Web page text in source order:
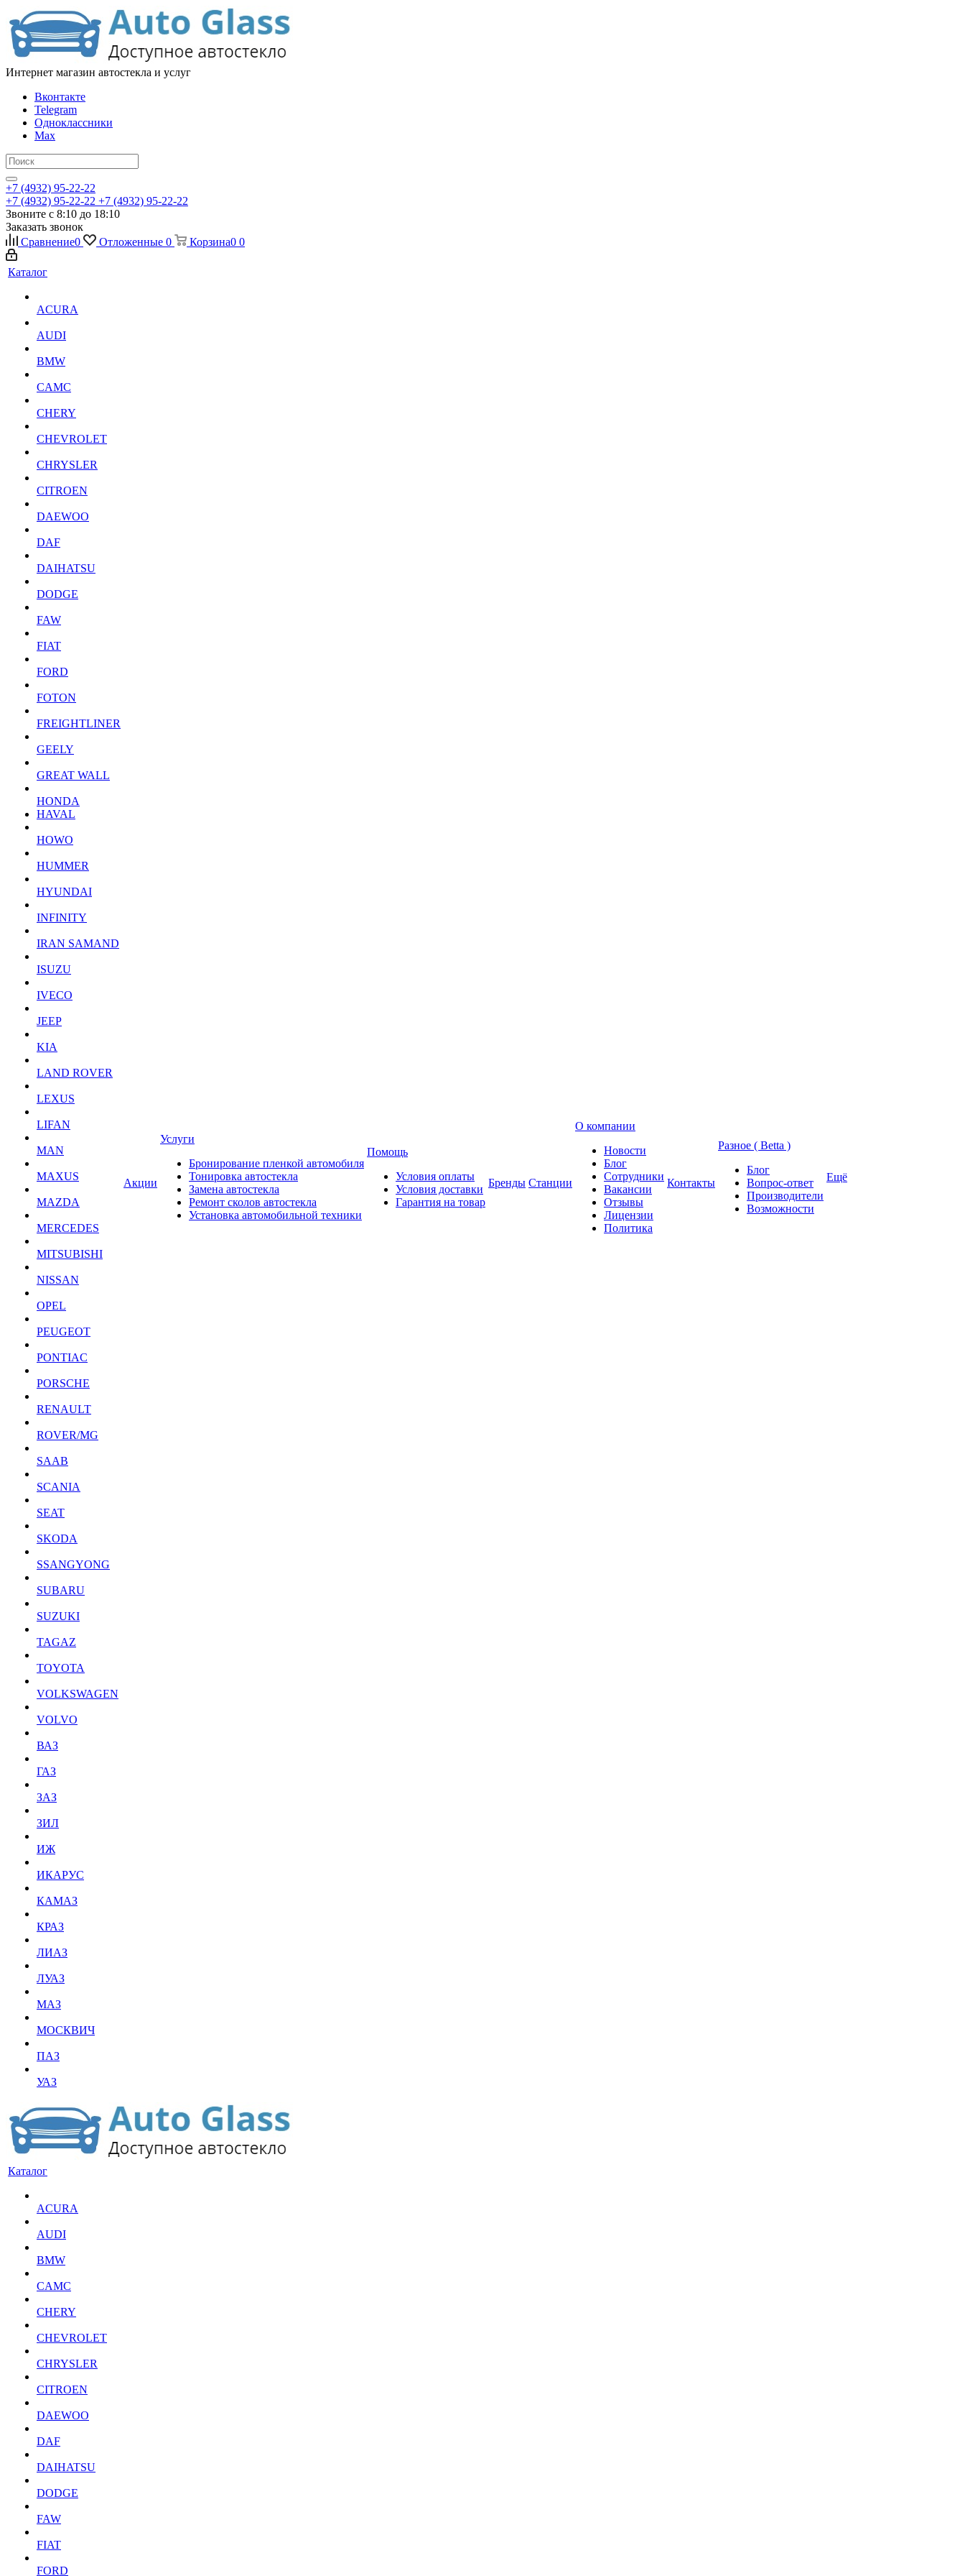
Интернет магазин автостекла и услуг
Вконтакте
Telegram
Одноклассники
Max
+7 (4932) 95-22-22
+7 (4932) 95-22-22 +7 (4932) 95-22-22
Звоните с 8:10 до 18:10
Заказать звонок
Сравнение0 Отложенные 0 Корзина0 0
Каталог
ACURA
AUDI
BMW
CAMC
CHERY
CHEVROLET
CHRYSLER
CITROEN
DAEWOO
DAF
DAIHATSU
DODGE
FAW
FIAT
FORD
FOTON
FREIGHTLINER
GEELY
GREAT WALL
HONDA
HAVAL
HOWO
HUMMER
HYUNDAI
INFINITY
IRAN SAMAND
ISUZU
IVECO
JEEP
KIA
LAND ROVER
LEXUS
LIFAN
MAN
MAXUS
MAZDA
MERCEDES
MITSUBISHI
NISSAN
OPEL
PEUGEOT
PONTIAC
PORSCHE
RENAULT
ROVER/MG
SAAB
SCANIA
SEAT
SKODA
SSANGYONG
SUBARU
SUZUKI
TAGAZ
TOYOTA
VOLKSWAGEN
VOLVO
ВАЗ
ГАЗ
ЗАЗ
ЗИЛ
ИЖ
ИКАРУС
КАМАЗ
КРАЗ
ЛИАЗ
ЛУАЗ
МАЗ
МОСКВИЧ
ПАЗ
УАЗ
Акции
Услуги
Бронирование пленкой автомобиля
Тонировка автостекла
Замена автостекла
Ремонт сколов автостекла
Установка автомобильной техники
Помощь
Условия оплаты
Условия доставки
Гарантия на товар
Бренды Станции
О компании
Новости
Блог
Сотрудники
Вакансии
Отзывы
Лицензии
Политика
Контакты
Разное ( Betta )
Блог
Вопрос-ответ
Производители
Возможности
Ещё
Каталог
ACURA
AUDI
BMW
CAMC
CHERY
CHEVROLET
CHRYSLER
CITROEN
DAEWOO
DAF
DAIHATSU
DODGE
FAW
FIAT
FORD